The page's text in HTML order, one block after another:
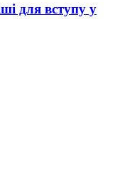
для вступу у